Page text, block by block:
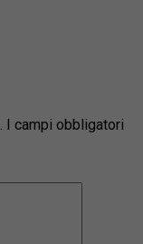
I campi obbligatori